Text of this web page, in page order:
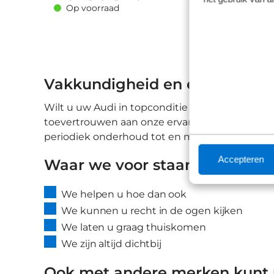
Accepteren
plus • Rijstrook assistent
Op voorraad
Vakkundigheid en expertise
Wilt u uw Audi in topconditie houden en het
toevertrouwen aan onze ervaren technici. Ze
periodiek onderhoud tot en met reparaties:
Waar we voor staan
We helpen u hoe dan ook
We kunnen u recht in de ogen kijken
We laten u graag thuiskomen
We zijn altijd dichtbij